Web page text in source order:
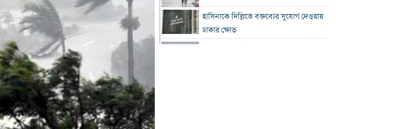
হাসিনাকে দিল্লিতে বক্তব্যের সুযোগ দেওয়ায়
ঢাকার ক্ষোভ